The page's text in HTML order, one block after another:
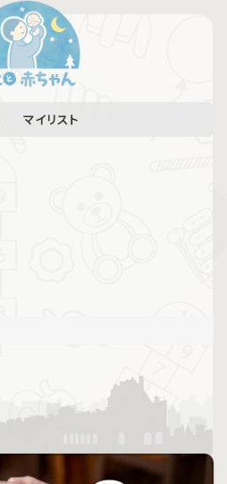
マイリスト